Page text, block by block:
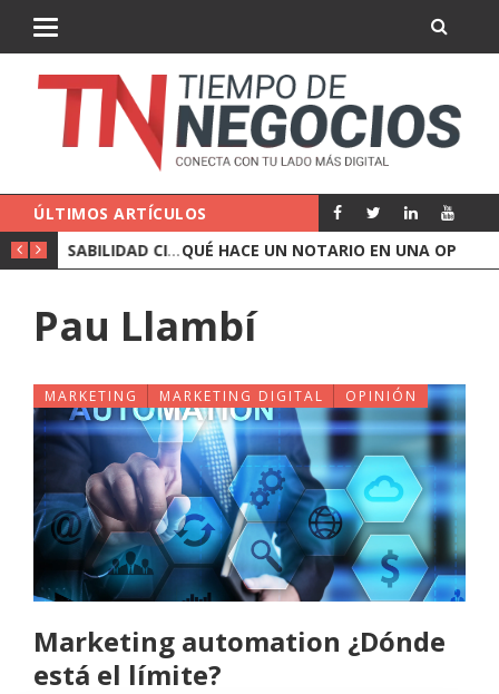
ÚLTIMOS ARTÍCULOS
QUÉ HACE UN NOTARIO EN UNA OPERACIÓN DE EMPRESA
Pau Llambí
MARKETING MARKETING DIGITAL OPINIÓN
Marketing automation ¿Dónde
está el límite?